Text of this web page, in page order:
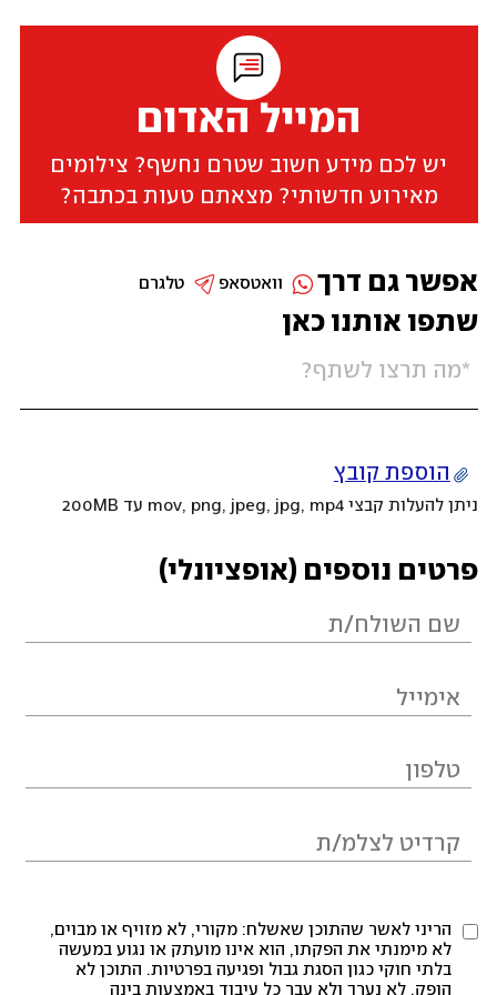
המייל האדום
יש לכם מידע חשוב שטרם נחשף? צילומים
מאירוע חדשותי? מצאתם טעות בכתבה?
שתפו אותנו כאן
הוספת קובץ
ניתן להעלות קבצי mov, png, jpeg, jpg, mp4 עד 200MB
פרטים נוספים (אופציונלי)
הריני לאשר שהתוכן שאשלח: מקורי, לא מזויף או מבוים,
לא מימנתי את הפקתו, הוא אינו מועתק או נגוע במעשה
בלתי חוקי כגון הסגת גבול ופגיעה בפרטיות. התוכן לא
הופק, לא נערך ולא עבר כל עיבוד באמצעות בינה
אפשר גם דרך טלגרם וואטסאפ